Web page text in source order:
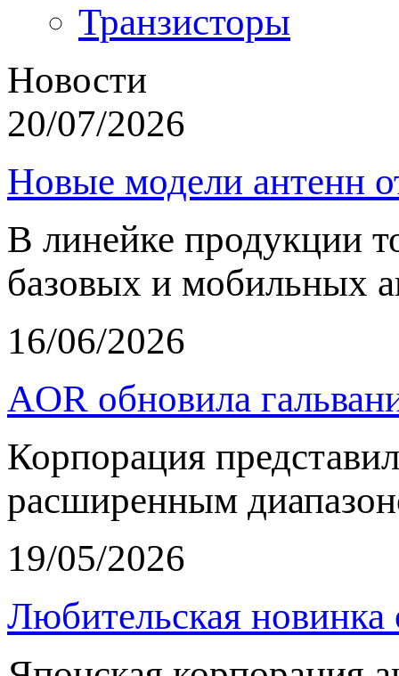
Транзисторы
Новости
20/07/2026
Новые модели антенн
В линейке продукции
базовых и мобильных
16/06/2026
AOR обновила
Корпорация
расширенным
19/05/2026
Любительская новинка